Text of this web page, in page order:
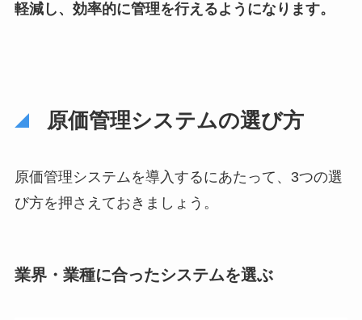
軽減し、効率的に管理を行えるようになります。
原価管理システムの選び方
原価管理システムを導入するにあたって、3つの選
び方を押さえておきましょう。
業界・業種に合ったシステムを選ぶ